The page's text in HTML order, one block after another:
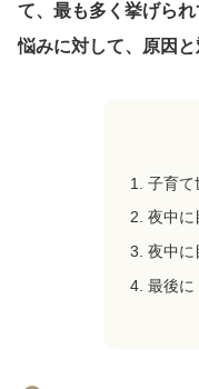
て、最も多く挙げら
悩みに対して、原因
子育て
夜中に
夜中に
最後に